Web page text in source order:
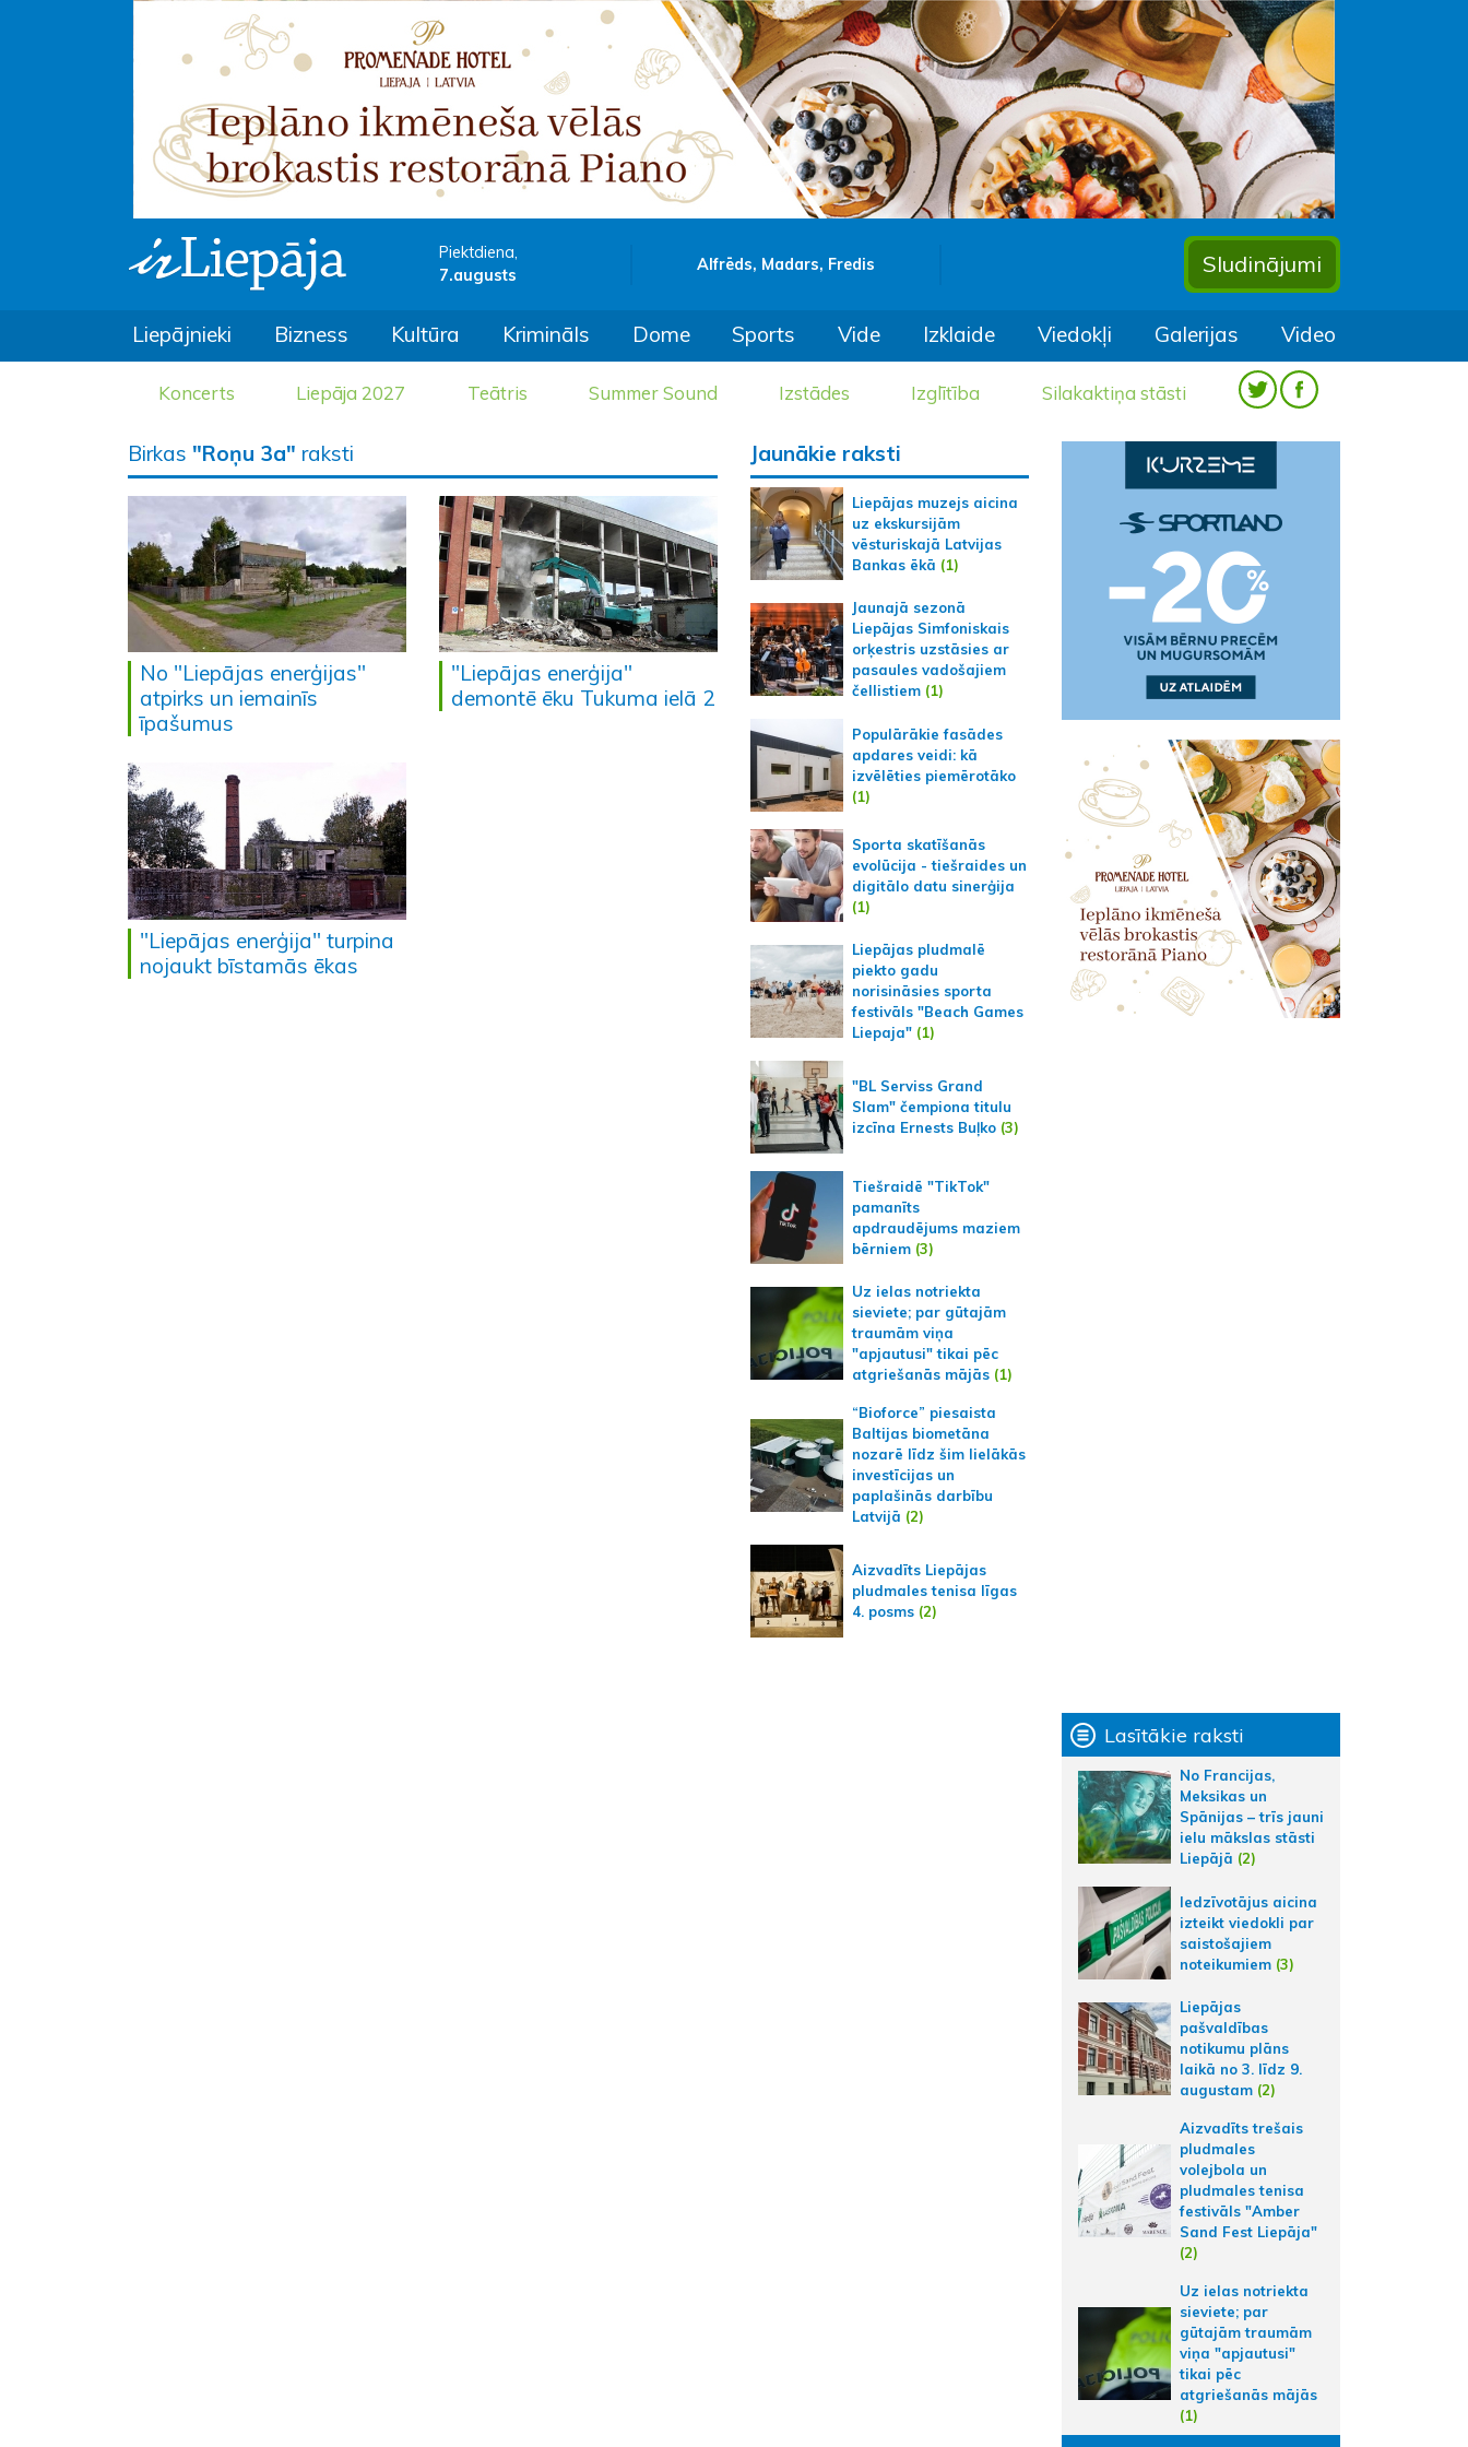
Piektdiena,
7.augusts
Alfrēds, Madars, Fredis Sludinājumi
Liepājnieki Bizness Kultūra Krimināls Dome Sports Vide Izklaide Viedokļi Galerijas Video
Koncerts Liepāja 2027 Teātris Summer Sound Izstādes Izglītība Silakaktiņa stāsti
Birkas "Roņu 3a" raksti
No "Liepājas enerģijas"
atpirks un iemainīs
īpašumus
"Liepājas enerģija"
demontē ēku Tukuma ielā 2
"Liepājas enerģija" turpina
nojaukt bīstamās ēkas
Jaunākie raksti
Liepājas muzejs aicina
uz ekskursijām
vēsturiskajā Latvijas
Bankas ēkā (1)
Jaunajā sezonā
Liepājas Simfoniskais
orķestris uzstāsies ar
pasaules vadošajiem
čellistiem (1)
Populārākie fasādes
apdares veidi: kā
izvēlēties piemērotāko
(1)
Sporta skatīšanās
evolūcija - tiešraides un
digitālo datu sinerģija
(1)
Liepājas pludmalē
piekto gadu
norisināsies sporta
festivāls "Beach Games
Liepaja" (1)
"BL Serviss Grand
Slam" čempiona titulu
izcīna Ernests Buļko (3)
Tiešraidē "TikTok"
pamanīts
apdraudējums maziem
bērniem (3)
Uz ielas notriekta
sieviete; par gūtajām
traumām viņa
"apjautusi" tikai pēc
atgriešanās mājās (1)
“Bioforce” piesaista
Baltijas biometāna
nozarē līdz šim lielākās
investīcijas un
paplašinās darbību
Latvijā (2)
Aizvadīts Liepājas
pludmales tenisa līgas
4. posms (2)
Lasītākie raksti
No Francijas,
Meksikas un
Spānijas – trīs jauni
ielu mākslas stāsti
Liepājā (2)
Iedzīvotājus aicina
izteikt viedokli par
saistošajiem
noteikumiem (3)
Liepājas
pašvaldības
notikumu plāns
laikā no 3. līdz 9.
augustam (2)
Aizvadīts trešais
pludmales
volejbola un
pludmales tenisa
festivāls "Amber
Sand Fest Liepāja"
(2)
Uz ielas notriekta
sieviete; par
gūtajām traumām
viņa "apjautusi"
tikai pēc
atgriešanās mājās
(1)